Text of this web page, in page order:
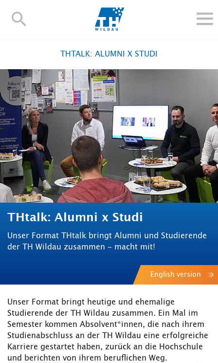
TH-
FORSCHUNG UND TRANSFER
ALUMNI
HOCHSCHULE
INTERNATIONAL
BESCHÄFTIGTE
Blogs Kontakt und Anfahrt Webmail Moodle
TH Online-Portal Personensuche English
THTALK: ALUMNI X STUDI
THtalk: Alumni x Studi
Unser Format THtalk bringt Alumni und Studierende
der TH Wildau zusammen - macht mit!
English version
Unser Format bringt heutige und ehemalige
Studierende der TH Wildau zusammen. Ein Mal im
Semester kommen Absolvent*innen, die nach ihrem
Studienabschluss an der TH Wildau eine erfolgreiche
Karriere gestartet haben, zurück an die Hochschule
und berichten von ihrem beruflichen Weg.